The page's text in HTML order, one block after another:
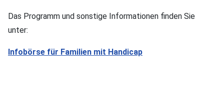
Das Programm und sonstige Informationen finden Sie
unter:
Infobörse für Familien mit Handicap